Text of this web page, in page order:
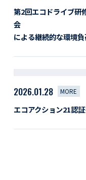
第2回エコドライブ研
会
による継続的な環境
2026.01.28 MORE
エコアクション21認